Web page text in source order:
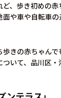
、歩き初めの赤
や車や自転車
きの赤ちゃん
いて、品川区